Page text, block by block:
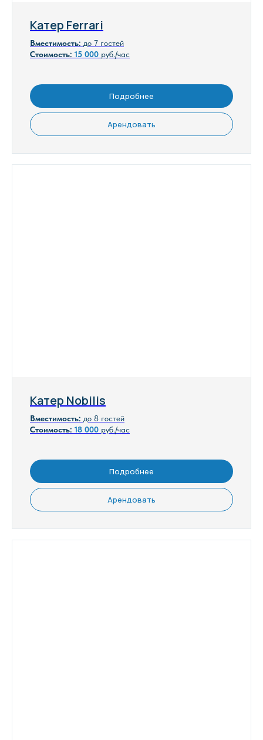
Катер Ferrari
Вместимость: до 7 гостей
Стоимость: 15 000 руб./час
Подробнее
Арендовать
Катер Nobilis
Вместимость: до 8 гостей
Стоимость: 18 000 руб./час
Подробнее
Арендовать